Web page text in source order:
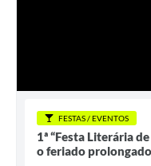
FESTAS / EVENTOS
1ª “Festa Literária
o feriado